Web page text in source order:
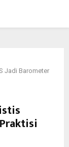
Jadi Barometer